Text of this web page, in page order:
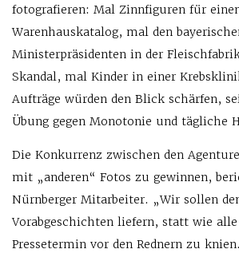
fotografieren: Mal Zinnfiguren für
Warenhauskatalog, mal den
Ministerpräsidenten in der
Skandal, mal Kinder in einer
Aufträge würden den Blick schärfen,
Übung gegen Monotonie und tägliche
Die Konkurrenz zwischen den
mit „anderen“ Fotos zu gewinnen,
Nürnberger Mitarbeiter. „Wir sollen
Vorabgeschichten liefern, statt wie
Pressetermin vor den Rednern zu